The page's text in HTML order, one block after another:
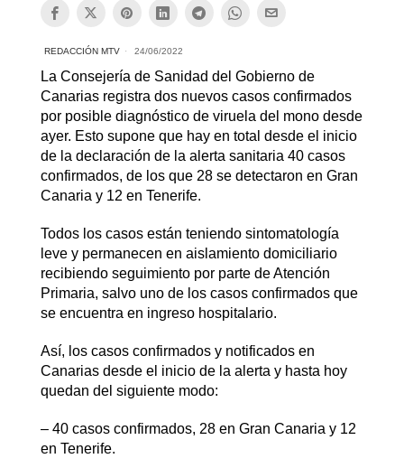
REDACCIÓN MTV 24/06/2022
La Consejería de Sanidad del Gobierno de
Canarias registra dos nuevos casos confirmados
por posible diagnóstico de viruela del mono desde
ayer. Esto supone que hay en total desde el inicio
de la declaración de la alerta sanitaria 40 casos
confirmados, de los que 28 se detectaron en Gran
Canaria y 12 en Tenerife.
Todos los casos están teniendo sintomatología
leve y permanecen en aislamiento domiciliario
recibiendo seguimiento por parte de Atención
Primaria, salvo uno de los casos confirmados que
se encuentra en ingreso hospitalario.
Así, los casos confirmados y notificados en
Canarias desde el inicio de la alerta y hasta hoy
quedan del siguiente modo:
– 40 casos confirmados, 28 en Gran Canaria y 12
en Tenerife.